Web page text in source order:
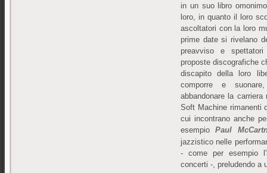
in un suo libro
loro, in quanto il loro
ascoltatori con la loro
prime date si rivelano
preavviso e
proposte discografiche
discapito della loro
comporre e
abbandonare la
Soft Machine rimanenti
cui incontrano anche
esempioPaul
jazzistico nelle
- come per esempio
concerti -, preludendo a